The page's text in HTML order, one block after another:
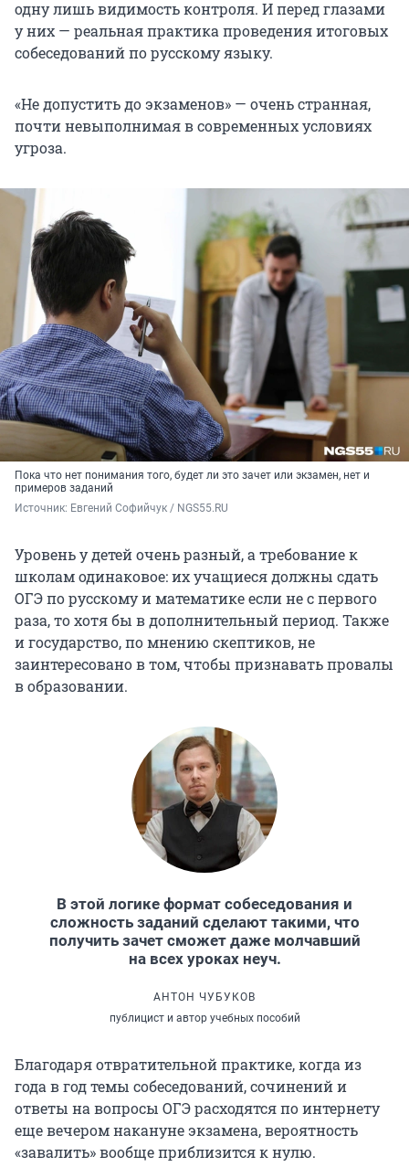
одну лишь видимость контроля. И перед глазами
у них — реальная практика проведения итоговых
собеседований по русскому языку.
«Не допустить до экзаменов» — очень странная,
почти невыполнимая в современных условиях
угроза.
Пока что нет понимания того, будет ли это зачет или экзамен, нет и
примеров заданий
Источник: Евгений Софийчук / NGS55.RU
Уровень у детей очень разный, а требование к
школам одинаковое: их учащиеся должны сдать
ОГЭ по русскому и математике если не с первого
раза, то хотя бы в дополнительный период. Также
и государство, по мнению скептиков, не
заинтересовано в том, чтобы признавать провалы
в образовании.
В этой логике формат собеседования и
сложность заданий сделают такими, что
получить зачет сможет даже молчавший
на всех уроках неуч.
АНТОН ЧУБУКОВ
публицист и автор учебных пособий
Благодаря отвратительной практике, когда из
года в год темы собеседований, сочинений и
ответы на вопросы ОГЭ расходятся по интернету
еще вечером накануне экзамена, вероятность
«завалить» вообще приблизится к нулю.